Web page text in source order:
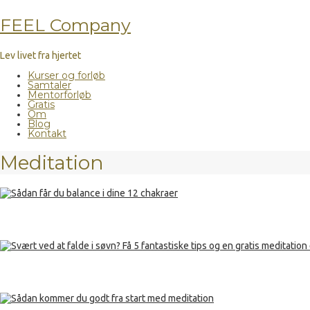
FEEL Company
Lev livet fra hjertet
Kurser og forløb
Samtaler
Mentorforløb
Gratis
Om
Blog
Kontakt
Meditation